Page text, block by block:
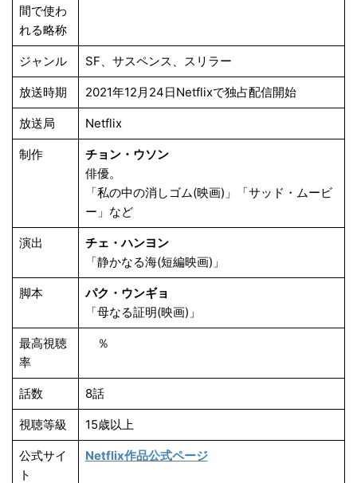
間で使わ
れる略称
ジャンル SF、サスペンス、スリラー
放送時期 2021年12月24日Netflixで独占配信開始
放送局 Netflix
制作
チョン・ウソン
俳優。
「私の中の消しゴム(映画)」「サッド・ムービ
ー」など
演出
チェ・ハンヨン
「静かなる海(短編映画)」
脚本
パク・ウンギョ
「母なる証明(映画)」
最高視聴
率
％
話数 8話
視聴等級 15歳以上
公式サイ
ト
Netflix作品公式ページ